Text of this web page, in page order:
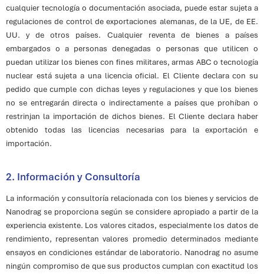
cualquier tecnología o documentación asociada, puede estar sujeta a
regulaciones de control de exportaciones alemanas, de la UE, de EE.
UU. y de otros países. Cualquier reventa de bienes a países
embargados o a personas denegadas o personas que utilicen o
puedan utilizar los bienes con fines militares, armas ABC o tecnología
nuclear está sujeta a una licencia oficial. El Cliente declara con su
pedido que cumple con dichas leyes y regulaciones y que los bienes
no se entregarán directa o indirectamente a países que prohíban o
restrinjan la importación de dichos bienes. El Cliente declara haber
obtenido todas las licencias necesarias para la exportación e
importación.
2. Información y Consultoría
La información y consultoría relacionada con los bienes y servicios de
Nanodrag se proporciona según se considere apropiado a partir de la
experiencia existente. Los valores citados, especialmente los datos de
rendimiento, representan valores promedio determinados mediante
ensayos en condiciones estándar de laboratorio. Nanodrag no asume
ningún compromiso de que sus productos cumplan con exactitud los